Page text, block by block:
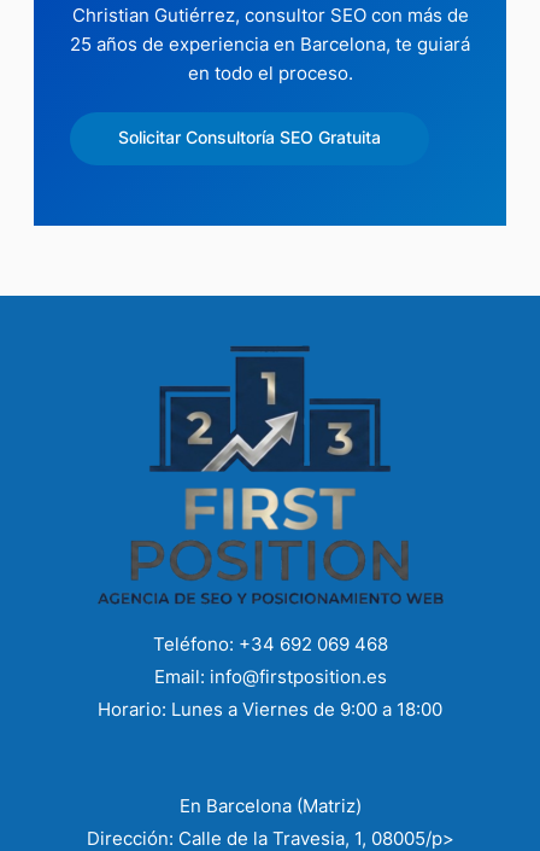
Christian Gutiérrez, consultor SEO con más de
25 años de experiencia en Barcelona, te guiará
en todo el proceso.
Solicitar Consultoría SEO Gratuita
Teléfono: +34 692 069 468
Email: info@firstposition.es​
Horario: Lunes a Viernes de 9:00 a 18:00
En Barcelona (Matriz)
Dirección: Calle de la Travesia, 1, 08005/p>